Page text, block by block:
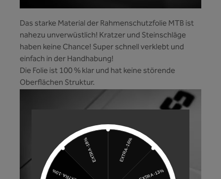
Das starke Material der Rahmenschutzfolie MTB ist
nahezu unverwüstlich! Kratzer und Steinschläge
haben keine Chance! Super schnell verklebt und
einfach in der Handhabung!
Die Folie ist 100 % klar und hat keine störende
Oberflächen Struktur.